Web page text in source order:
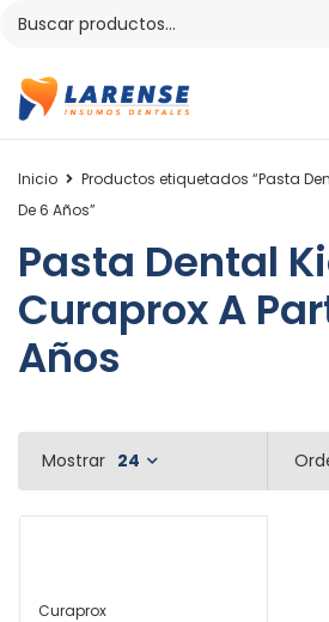
Inicio
Productos etiquetados “Pasta
De 6 Años”
Pasta Dental
Curaprox A
Años
Mostrar 24
Curaprox